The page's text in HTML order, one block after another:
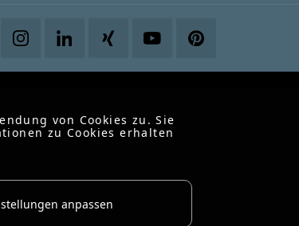
von Cookies zu. Sie
zu Cookies erhalten
anpassen